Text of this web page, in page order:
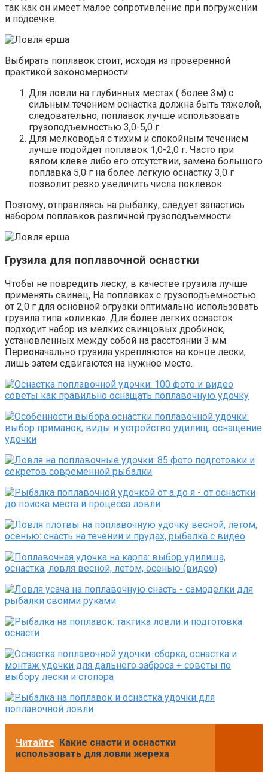
так как он имеет малое сопротивление при погружении
и подсечке.
Выбирать поплавок стоит, исходя из проверенной
практикой закономерности:
Для ловли на глубинных местах ( более 3м) с
сильным течением оснастка должна быть тяжелой,
следовательно, поплавок лучше использовать
грузоподъемностью 3,0-5,0 г.
Для мелководья с тихим и спокойным течением
лучше подойдет поплавок 1,0-2,0 г. Часто при
вялом клеве либо его отсутствии, замена большого
поплавка 5,0 г на более легкую оснастку 3,0 г
позволит резко увеличить числа поклевок.
Поэтому, отправляясь на рыбалку, следует запастись
набором поплавков различной грузоподъемности.
Грузила для поплавочной оснастки
Чтобы не повредить леску, в качестве грузила лучше
применять свинец, На поплавках с грузоподъемностью
от 2,0 г для основной огрузки оптимально использовать
грузила типа «оливка». Для более легких оснасток
подходит набор из мелких свинцовых дробинок,
установленных между собой на расстоянии 3 мм.
Первоначально грузила укрепляются на конце лески,
лишь затем сдвигаются на нужное место.
Читайте Какие снасти и оснастки
использовать для ловли жереха